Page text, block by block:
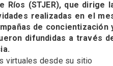
Ríos (STJER), que dirige
realizadas en el
de concientización
difundidas a través
virtuales desde su sitio